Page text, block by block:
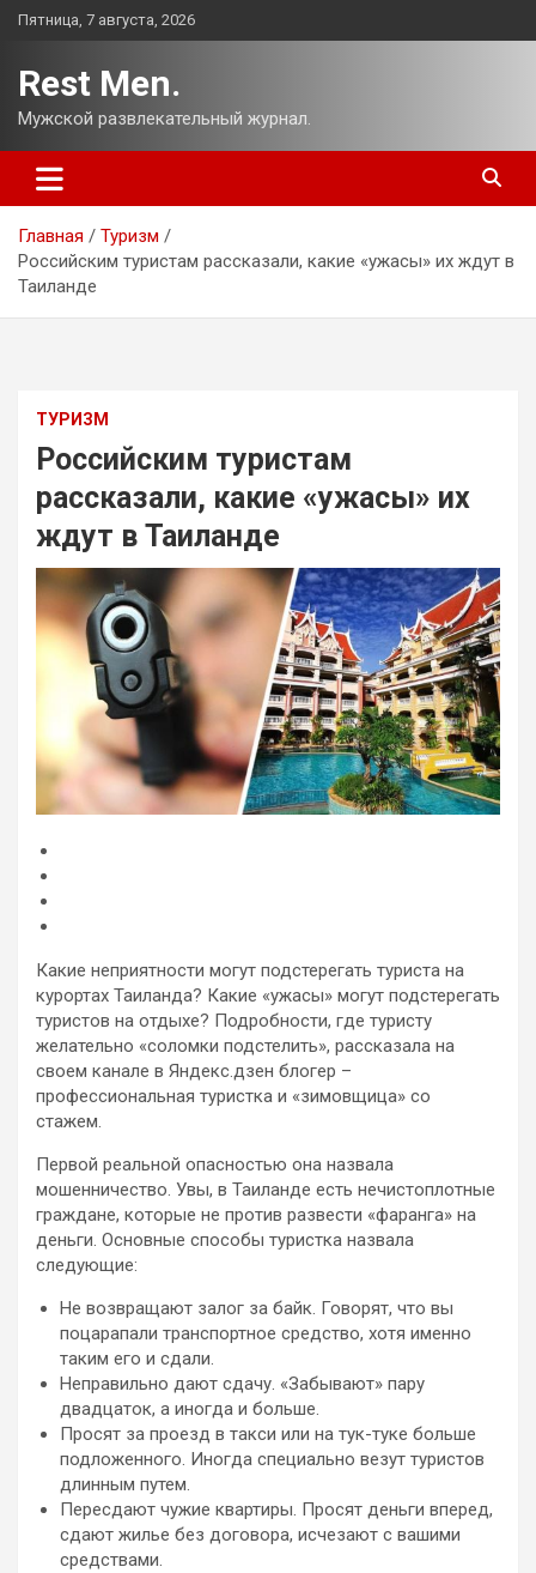
Перейти
Пятница, 7 августа, 2026
Rest Men.
Мужской развлекательный журнал.
Главная
Туризм
Российским туристам рассказали, какие «ужасы» их ждут в
Таиланде
ТУРИЗМ
Российским туристам
рассказали, какие «ужасы» их
ждут в Таиланде
Какие неприятности могут подстерегать туриста на
курортах Таиланда? Какие «ужасы» могут подстерегать
туристов на отдыхе? Подробности, где туристу
желательно «соломки подстелить», рассказала на
своем канале в Яндекс.дзен блогер –
профессиональная туристка и «зимовщица» со
стажем.
Первой реальной опасностью она назвала
мошенничество. Увы, в Таиланде есть нечистоплотные
граждане, которые не против развести «фаранга» на
деньги. Основные способы туристка назвала
следующие:
Не возвращают залог за байк. Говорят, что вы
поцарапали транспортное средство, хотя именно
таким его и сдали.
Неправильно дают сдачу. «Забывают» пару
двадцаток, а иногда и больше.
Просят за проезд в такси или на тук-туке больше
подложенного. Иногда специально везут туристов
длинным путем.
Пересдают чужие квартиры. Просят деньги вперед,
сдают жилье без договора, исчезают с вашими
средствами.